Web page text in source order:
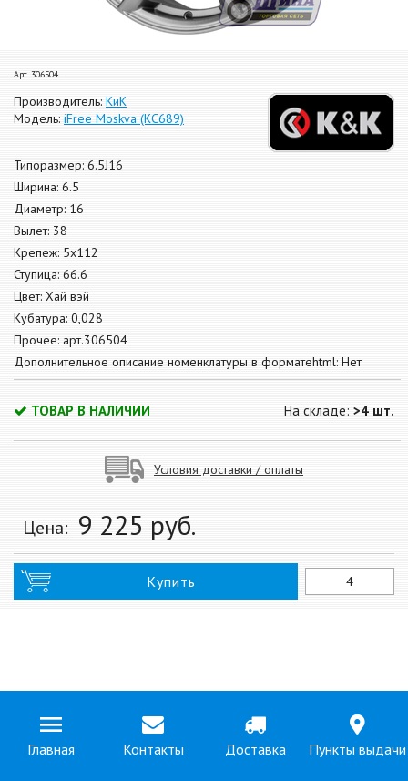
Арт. 306504
Производитель: КиК
Модель: iFree Moskva (КС689)
Типоразмер: 6.5J16
Ширина: 6.5
Диаметр: 16
Вылет: 38
Крепеж: 5x112
Ступица: 66.6
Цвет: Хай вэй
Кубатура: 0,028
Прочее: арт.306504
Дополнительное описание номенклатуры в форматеhtml: Нет
ТОВАР В НАЛИЧИИ На складе: >4 шт.
Условия доставки / оплаты
Цена: 9 225 руб.
Купить
Главная Контакты Доставка Пункты выдачи